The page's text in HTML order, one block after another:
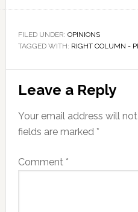
FILED UNDER: OPINIONS
TAGGED WITH: RIGHT COLUMN -
Interactions
Leave a Reply
Your email address will
fields are marked *
Comment *